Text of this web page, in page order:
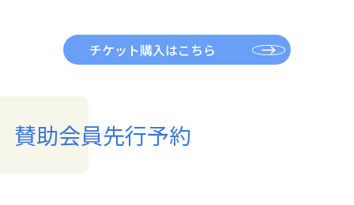
チケット購入はこちら
賛助会員先行予約